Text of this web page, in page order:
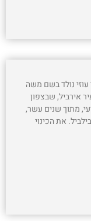
עוזי נולד בשם משה
1932 בעיר אירביל, שבצפון
מתוך שנים עשר,
את הכינוי